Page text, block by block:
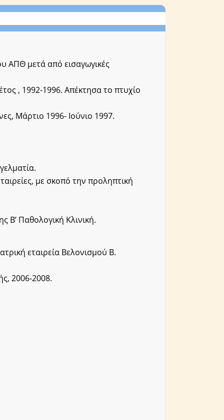
ΑΠΘ μετά από εισαγωγικές
, 1992-1996. Απέκτησα το πτυχίο
Μάρτιο 1996- Ιούνιο 1997.
με σκοπό την προληπτική
Β’ Παθολογική Κλινική.
εταιρεία Βελονισμού Β.
2006-2008.